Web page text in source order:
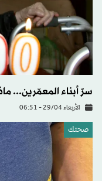
سرّ أبناء المعمّرين...
الأربعاء 29/04 - 06:51
صحتك